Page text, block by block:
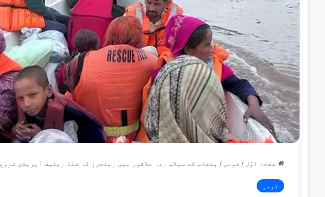
صفحۂ اوّل / قومی / پنجاب کے سیلاب زدہ علاقوں میں رینجرز کا فلڈ ریلیف آپریشن شروع
قومی